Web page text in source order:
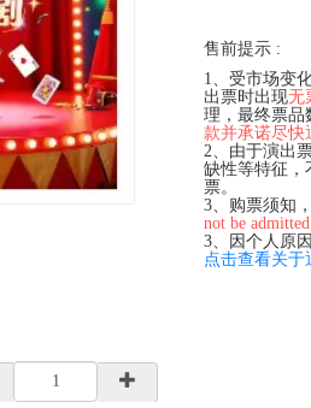
售前提示 :
1、受市场变
出票时出现无
理，最终票品
款并承诺尽快
2、由于演出
缺性等特征，
票。
3、购票须知
not be
3、因个人原
点击查看关于